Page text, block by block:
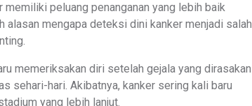
memiliki peluang penanganan yang lebih baik
alasan mengapa deteksi dini kanker menjadi salah
memeriksakan diri setelah gejala yang dirasakan
sehari-hari. Akibatnya, kanker sering kali baru
yang lebih lanjut.